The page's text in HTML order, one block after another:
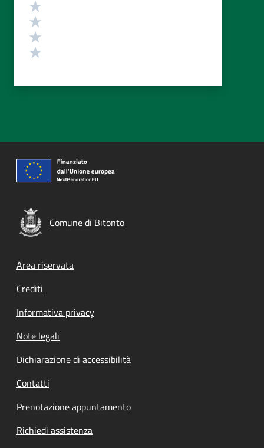
Comune di Bitonto
Footer menu
Area riservata
Crediti
Informativa privacy
Note legali
Dichiarazione di accessibilità
Contatti
Prenotazione appuntamento
Richiedi assistenza